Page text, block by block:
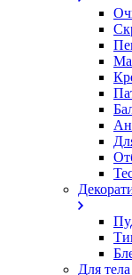
Для тела